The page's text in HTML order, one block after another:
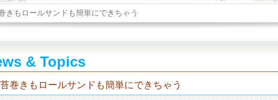
きもロールサンドも簡単にできちゃう
& Topics
巻きもロールサンドも簡単にできちゃう